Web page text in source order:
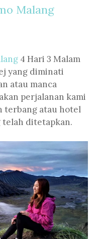
Malang
4 Hari 3 Malam
yang diminati
atau manca
perjalanan kami
terbang atau hotel
ditetapkan.